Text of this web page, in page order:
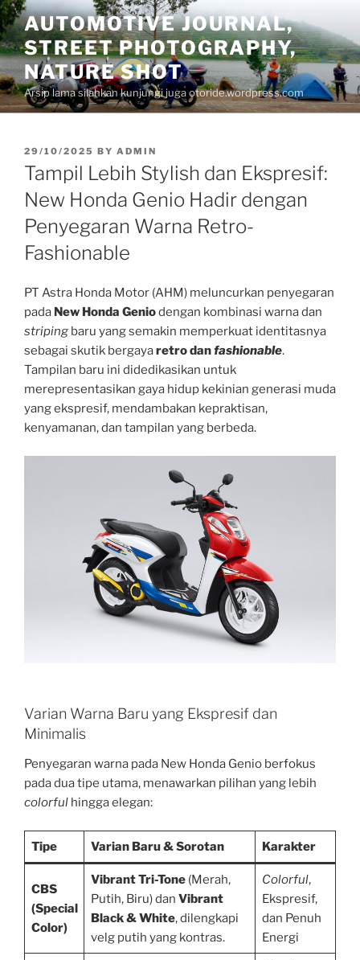
Skip
to
content
AUTOMOTIVE JOURNAL,
STREET PHOTOGRAPHY,
NATURE SHOT
Arsip lama silahkan kunjungi juga otoride.wordpress.com
POSTED
ON
29/10/2025 BY ADMIN
Tampil Lebih Stylish dan Ekspresif:
New Honda Genio Hadir dengan
Penyegaran Warna Retro-
Fashionable
PT Astra Honda Motor (AHM) meluncurkan penyegaran
pada New Honda Geniodengan kombinasi warna dan
striping baru yang semakin memperkuat identitasnya
sebagai skutik bergayaretro danfashionable.
Tampilan baru ini didedikasikan untuk
merepresentasikan gaya hidup kekinian generasi muda
yang ekspresif, mendambakan kepraktisan,
kenyamanan, dan tampilan yang berbeda.
Varian Warna Baru yang Ekspresif dan
Minimalis
Penyegaran warna pada New Honda Genio berfokus
pada dua tipe utama, menawarkan pilihan yang lebih
colorful hingga elegan:
Tipe Varian Baru & Sorotan Karakter
CBS
(Special
Color)
Vibrant Tri-Tone(Merah,
Putih, Biru) dan Vibrant
Black & White, dilengkapi
velg putih yang kontras.
Colorful,
Ekspresif,
dan Penuh
Energi